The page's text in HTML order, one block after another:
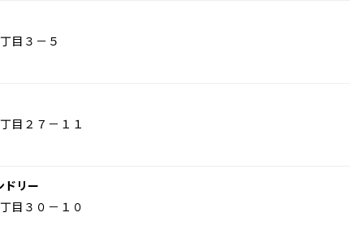
目３－５
目２７－１１
ドリー
目３０－１０